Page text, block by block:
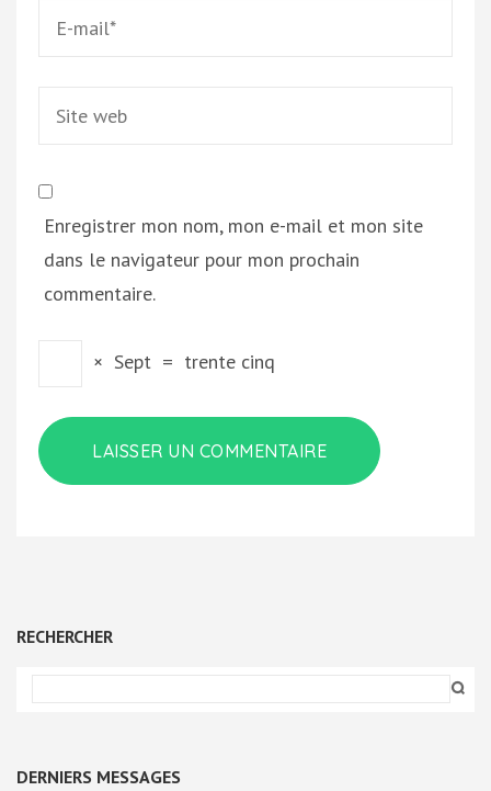
Enregistrer mon nom, mon e-mail et mon site
dans le navigateur pour mon prochain
commentaire.
× Sept = trente cinq
RECHERCHER
DERNIERS MESSAGES